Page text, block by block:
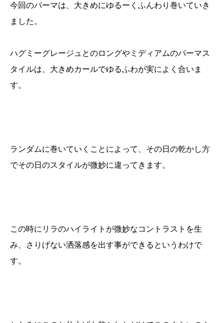
今回のパーマは、大きめにゆるーくふんわり巻いていき
ました。
ハグミーグレージュとのロングやミディアムのパーマス
タイルは、大きめカールでゆるふわが実によく合いま
す。
ランダムに巻いていくことによって、その日の乾かし方
でその日のスタイルが微妙に違ってきます。
この時にリラのハイライトが微妙なコントラストを生
み、さりげない洒落感を出す事ができるというわけで
す。